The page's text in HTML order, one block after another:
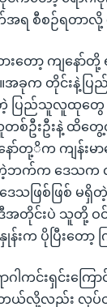
ရ စီစဉ်ရတာလို့
ော့ ကျနော်တို့ ရ
က တိုင်းနဲ့ပြည်န
တဲ့ ပြည်သူလူထု
သူတစ်ဦးဦးနဲ့ ထိတွ
နော်တု့ိက ကျန်းမ
ဘက်က ဒေသက
သဖြစ်ဖြစ် မရှိ
ဒီအတိုင်းပဲ သူတို့
းက ပိုပြီးတော့ က
ဂါကင်းရှင်းကြေ
လို့လည်း လုပ်ငန်း